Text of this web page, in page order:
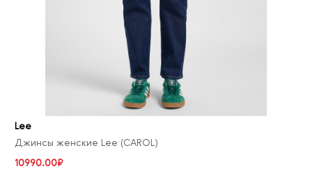
Lee
Джинсы женские Lee (CAROL)
10990.00₽